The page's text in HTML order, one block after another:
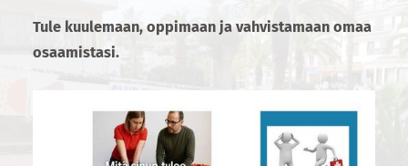
Tule kuulemaan, oppimaan ja vahvistamaan omaa
osaamistasi.